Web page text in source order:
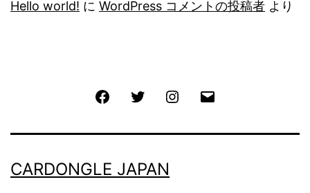
Hello world! に WordPress コメントの投稿者 より
FacebookTwitter Instagram
CARDONGLE JAPAN